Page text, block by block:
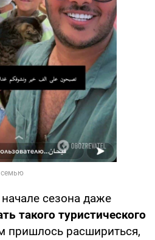
сезона даже
такого туристического
пришлось расшириться,